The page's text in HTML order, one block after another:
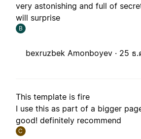
very astonishing and full of
will surprise
B
bexruzbek Amonboyev · 25 ธ.
This template is fire
I use this as part of a bigger
good! definitely recommend
C